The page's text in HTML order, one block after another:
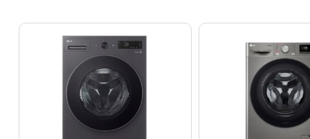
Thiết kế Cửa Trên Dễ Dàng Thao Tác, Độ Bền Vượt
Kiểu dáng Lồng Đứng Phù Hợp Thói Quen